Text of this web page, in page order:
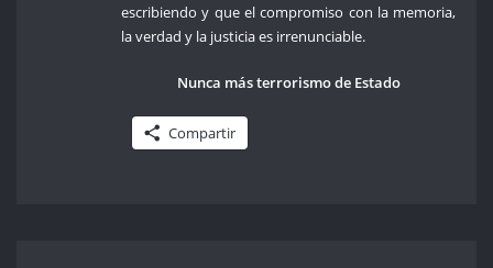
escribiendo y que el compromiso con la memoria,
la verdad y la justicia es irrenunciable.
Nunca más terrorismo de Estado
Compartir